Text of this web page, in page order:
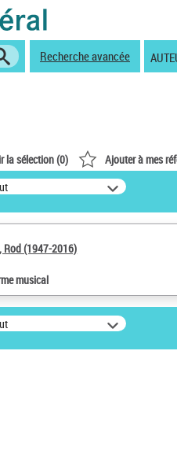
Recherche avancée
la sélection (0) Ajouter à mes
Rod (1947-2016)
musical